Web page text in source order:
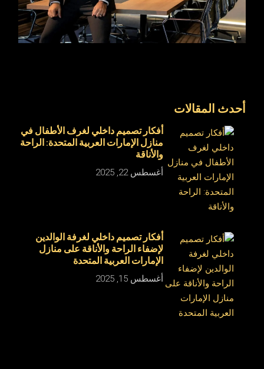
أحدث المقالات
أفكار تصميم داخلي لغرف الأطفال في
منازل الإمارات العربية المتحدة: الراحة
والأناقة
أغسطس 22, 2025
أفكار تصميم داخلي لغرفة الوالدين
لإضفاء الراحة والأناقة على منازل
الإمارات العربية المتحدة
أغسطس 15, 2025